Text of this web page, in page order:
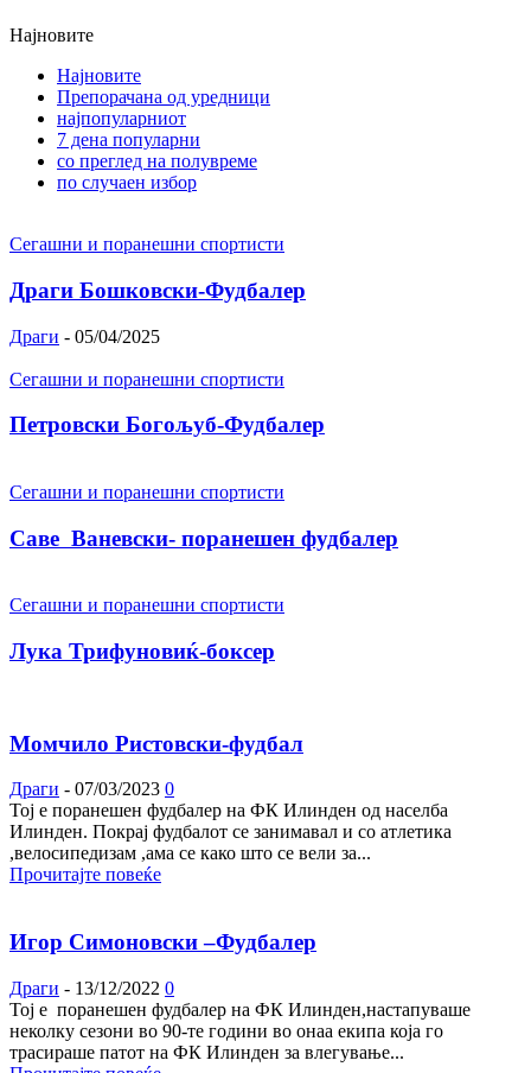
Најновите
Најновите
Препорачана од уредници
најпопуларниот
7 дена популарни
со преглед на полувреме
по случаен избор
Сегашни и поранешни спортисти
Драги Бошковски-Фудбалер
Драги - 05/04/2025
Сегашни и поранешни спортисти
Петровски Богољуб-Фудбалер
Сегашни и поранешни спортисти
Саве Ваневски- поранешен фудбалер
Сегашни и поранешни спортисти
Лука Трифуновиќ-боксер
Момчило Ристовски-фудбал
Драги - 07/03/2023 0
Тој е поранешен фудбалер на ФК Илинден од населба
Илинден. Покрај фудбалот се занимавал и со атлетика
,велосипедизам ,ама се како што се вели за...
Прочитајте повеќе
Игор Симоновски –Фудбалер
Драги - 13/12/2022 0
Тој е поранешен фудбалер на ФК Илинден,настапуваше
неколку сезони во 90-те години во онаа екипа која го
трасираше патот на ФК Илинден за влегување...